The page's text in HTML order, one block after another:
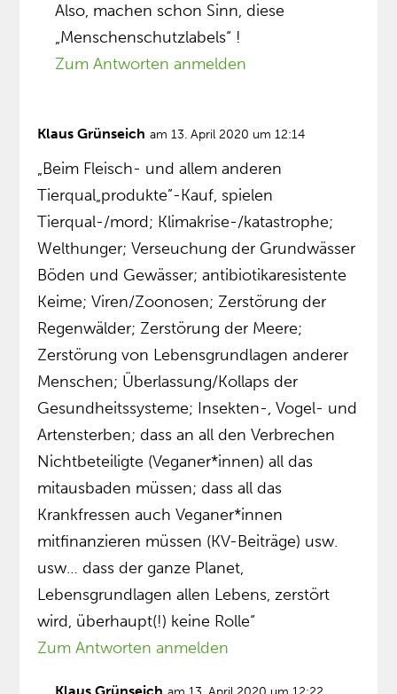
Also, machen schon Sinn, diese
„Menschenschutzlabels“ !
Zum Antworten anmelden
Klaus Grünseich am 13. April 2020 um 12:14
„Beim Fleisch- und allem anderen
Tierqual„produkte”-Kauf, spielen
Tierqual-/mord; Klimakrise-/katastrophe;
Welthunger; Verseuchung der Grundwässer
Böden und Gewässer; antibiotikaresistente
Keime; Viren/Zoonosen; Zerstörung der
Regenwälder; Zerstörung der Meere;
Zerstörung von Lebensgrundlagen anderer
Menschen; Überlassung/Kollaps der
Gesundheitssysteme; Insekten-, Vogel- und
Artensterben; dass an all den Verbrechen
Nichtbeteiligte (Veganer*innen) all das
mitausbaden müssen; dass all das
Krankfressen auch Veganer*innen
mitfinanzieren müssen (KV-Beiträge) usw.
usw… dass der ganze Planet,
Lebensgrundlagen allen Lebens, zerstört
wird, überhaupt(!) keine Rolle“
Zum Antworten anmelden